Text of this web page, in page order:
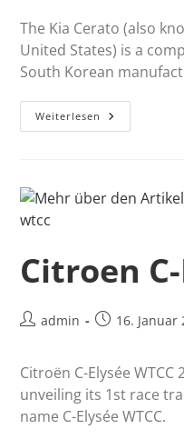
The Kia Cerato (also
United States) is a
South Korean
Weiterlesen
Citroen
admin 16. Januar
Citroën C-Elysée
unveiling its 1st race
name C-Elysée WTCC.